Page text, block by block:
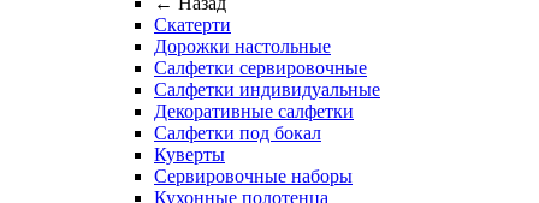
Скатерти
Дорожки настольные
Салфетки сервировочные
Салфетки индивидуальные
Декоративные салфетки
Салфетки под бокал
Куверты
Сервировочные наборы
Кухонные полотенца